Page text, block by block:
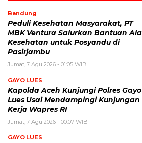
Bandung
Peduli Kesehatan Masyarakat, PT
MBK Ventura Salurkan Bantuan
Kesehatan untuk Posyandu di
Pasirjambu
Jumat, 7 Agu 2026 - 01:05 WIB
GAYO LUES
Kapolda Aceh Kunjungi Polres Gayo
Lues Usai Mendampingi Kunjungan
Kerja Wapres RI
Jumat, 7 Agu 2026 - 00:07 WIB
GAYO LUES